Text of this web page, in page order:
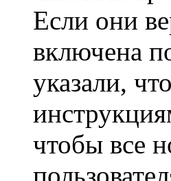
Если они
включена
указали,
чтобы все